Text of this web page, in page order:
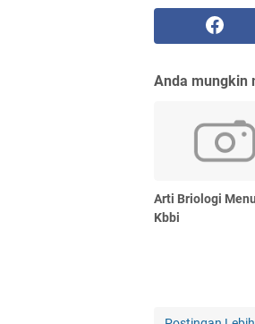
Anda mungkin
Arti Briologi
Kbbi